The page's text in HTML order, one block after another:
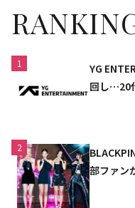
1
YG
回し…20
2
部ファン